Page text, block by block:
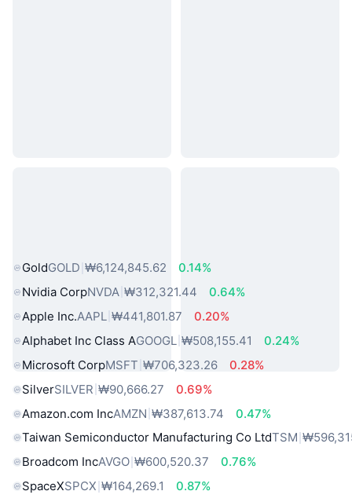
GoldGOLD ₩6,124,845.62
0.14%
Nvidia CorpNVDA ₩312,321.44
0.64%
Apple Inc.AAPL ₩441,801.87
0.20%
Alphabet Inc Class AGOOGL ₩508,155.41
0.24%
Microsoft CorpMSFT ₩706,323.26
0.28%
SilverSILVER ₩90,666.27
0.69%
Amazon.com IncAMZN ₩387,613.74
0.47%
Taiwan Semiconductor Manufacturing Co LtdTSM
Broadcom IncAVGO ₩600,520.37
0.76%
SpaceXSPCX ₩164,269.1
0.87%